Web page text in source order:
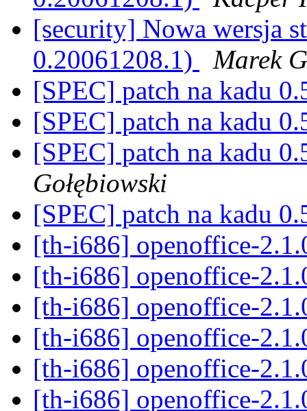
[security] Nowa wersja
0.20061208.1)
Marek
[SPEC] patch na kadu
[SPEC] patch na kadu
[SPEC] patch na kadu
Gołębiowski
[SPEC] patch na kadu
[th-i686] openoffice-
[th-i686] openoffice-
[th-i686] openoffice-
[th-i686] openoffice-
[th-i686] openoffice-
[th-i686] openoffice-